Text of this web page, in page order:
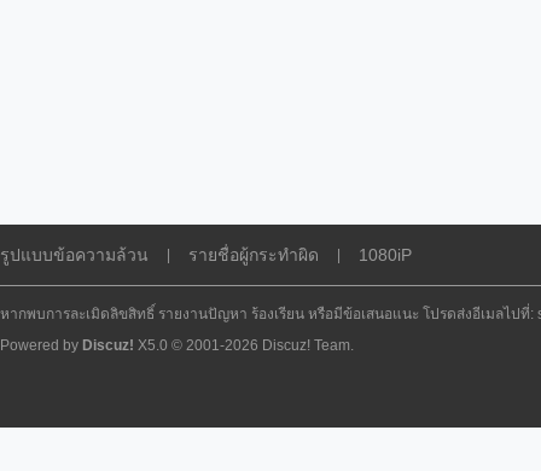
รูปแบบข้อความล้วน รายชื่อผู้กระทำผิด 1080iP
หากพบการละเมิดลิขสิทธิ์ รายงานปัญหา ร้องเรียน หรือมีข้อเสนอแนะ โปรดส่งอีเมลไปที่:
Powered by Discuz! X5.0 © 2001-2026 Discuz! Team.